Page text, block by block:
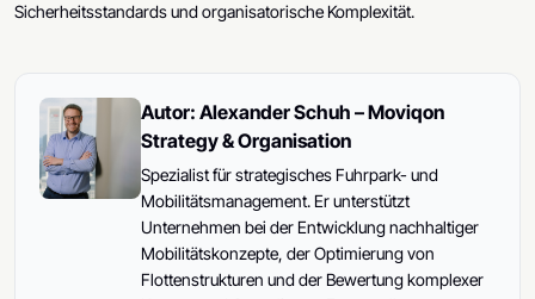
Sicherheitsstandards und organisatorische Komplexität.
Autor: Alexander Schuh – Moviqon
Strategy & Organisation
Spezialist für strategisches Fuhrpark- und
Mobilitätsmanagement. Er unterstützt
Unternehmen bei der Entwicklung nachhaltiger
Mobilitätskonzepte, der Optimierung von
Flottenstrukturen und der Bewertung komplexer